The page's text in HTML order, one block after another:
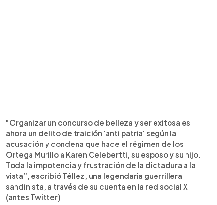
"Organizar un concurso de belleza y ser exitosa es
ahora un delito de traición 'anti patria' según la
acusación y condena que hace el régimen de los
Ortega Murillo a Karen Celebertti, su esposo y su hijo.
Toda la impotencia y frustración de la dictadura a la
vista”, escribió Téllez, una legendaria guerrillera
sandinista, a través de su cuenta en la red social X
(antes Twitter).